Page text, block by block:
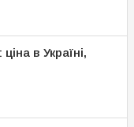
в Україні,